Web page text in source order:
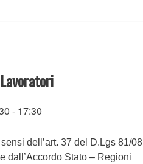
- 17:30
dell’art. 37 del D.Lgs 81/08
dall’Accordo Stato – Regioni